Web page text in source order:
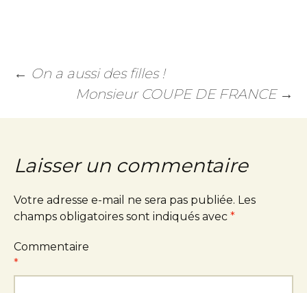
← On a aussi des filles !
Monsieur COUPE DE FRANCE →
Laisser un commentaire
Votre adresse e-mail ne sera pas publiée. Les
champs obligatoires sont indiqués avec *
Commentaire
*